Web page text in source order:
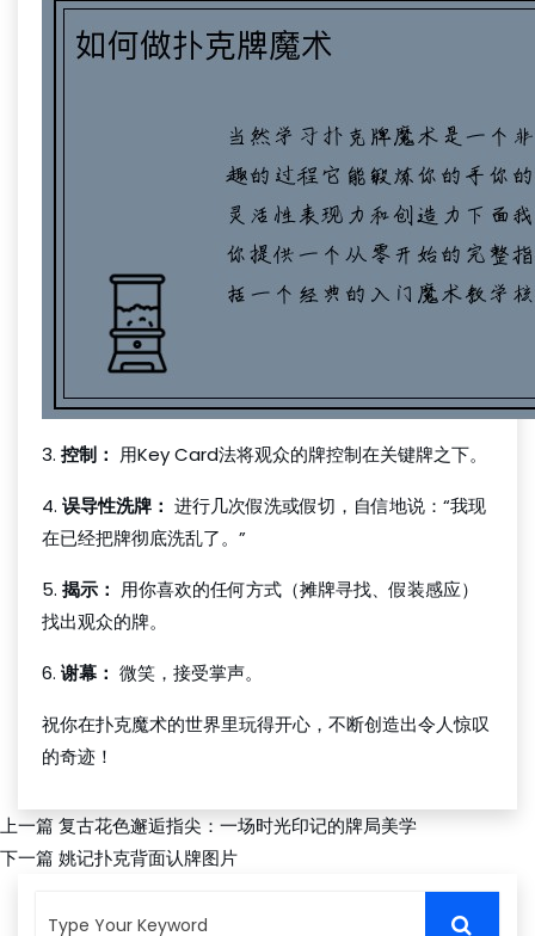
3. 控制： 用Key Card法将观众的牌控制在关键牌之下。
4. 误导性洗牌： 进行几次假洗或假切，自信地说：“我现
在已经把牌彻底洗乱了。”
5. 揭示： 用你喜欢的任何方式（摊牌寻找、假装感应）
找出观众的牌。
6. 谢幕： 微笑，接受掌声。
祝你在扑克魔术的世界里玩得开心，不断创造出令人惊叹
的奇迹！
上一篇复古花色邂逅指尖：一场时光印记的牌局美学
下一篇 姚记扑克背面认牌图片